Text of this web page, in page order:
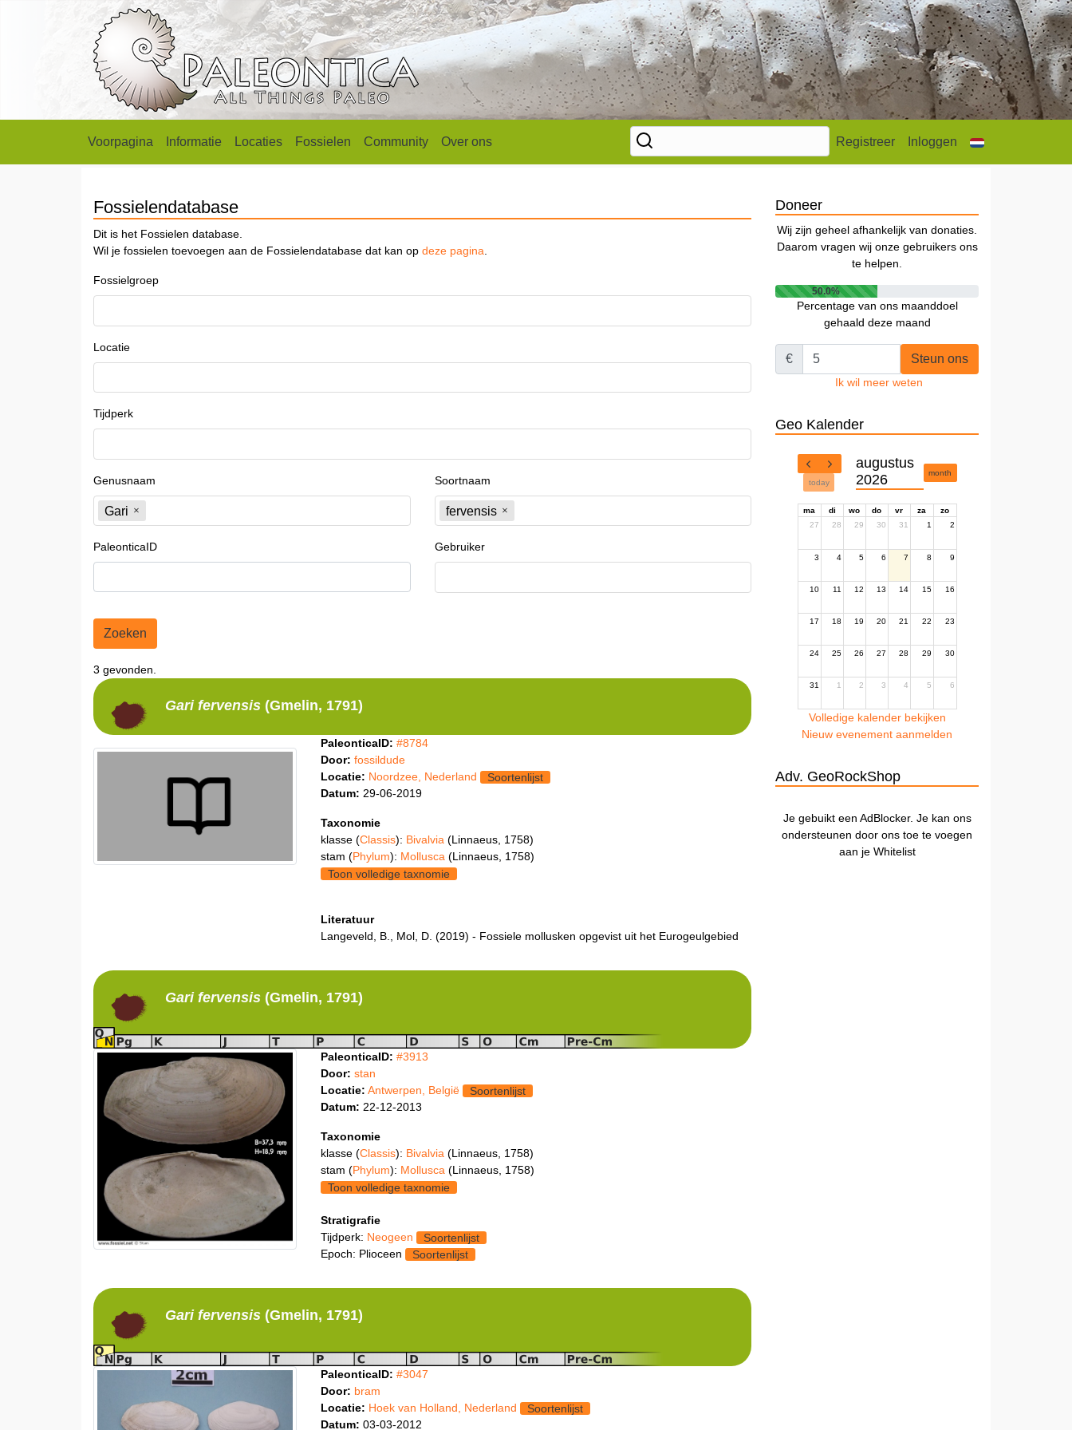
Voorpagina Informatie Locaties Fossielen Community Over ons Registreer Inloggen
Fossielendatabase
Dit is het Fossielen database.
Wil je fossielen toevoegen aan de Fossielendatabase dat kan op deze pagina
Fossielgroep
Locatie
Tijdperk
Genusnaam
Gari
Soortnaam
fervensis
PaleonticaID Gebruiker
Zoeken
3 gevonden.
Garifervensis (Gmelin, 1791)
PaleonticaID: #8784
Door: fossildude
Locatie: Noordzee, Nederland
Soortenlijst
Datum: 29-06-2019
Taxonomie
klasse (Classis): Bivalvia (Linnaeus, 1758)
stam (Phylum): Mollusca (Linnaeus, 1758)
Toon volledige taxnomie
Literatuur
Langeveld, B., Mol, D. (2019) - Fossiele mollusken opgevist uit het Eurogeulgebied
Garifervensis (Gmelin, 1791)
PaleonticaID: #3913
Door: stan
Locatie: Antwerpen, België
Soortenlijst
Datum: 22-12-2013
Taxonomie
klasse (Classis): Bivalvia (Linnaeus, 1758)
stam (Phylum): Mollusca (Linnaeus, 1758)
Toon volledige taxnomie
Stratigrafie
Tijdperk: Neogeen
Soortenlijst
Epoch: Plioceen
Soortenlijst
Garifervensis (Gmelin, 1791)
PaleonticaID: #3047
Door: bram
Locatie: Hoek van Holland, Nederland
Soortenlijst
Datum: 03-03-2012
Doneer
Wij zijn geheel afhankelijk van donaties.
Daarom vragen wij onze gebruikers ons
te helpen.
50.0%
Percentage van ons maanddoel
gehaald deze maand
€ Steun ons
Ik wil meer weten
Geo Kalender
today
augustus
2026
month
ma di wo do vr za
zo
27
28 29 30 31 1 2
3 4 5 6 7 8 9
10 11 12 13 14 15 16
17 18 19 20 21 22 23
24 25 26 27 28 29 30
31 1 2 3 4 5 6
Volledige kalender bekijken
Nieuw evenement aanmelden
Adv. GeoRockShop
Je gebuikt een AdBlocker. Je kan ons
ondersteunen door ons toe te voegen
aan je Whitelist